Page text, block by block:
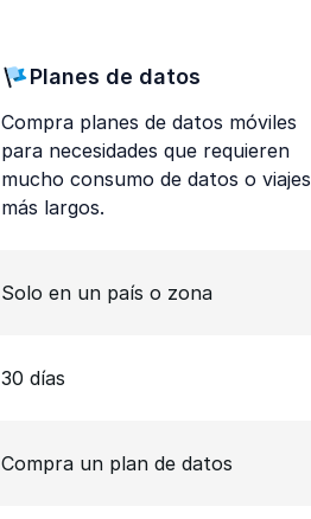
Planes de datos
Compra planes de datos móviles
para necesidades que requieren
mucho consumo de datos o viajes
más largos.
Solo en un país o zona
30 días
Compra un plan de datos